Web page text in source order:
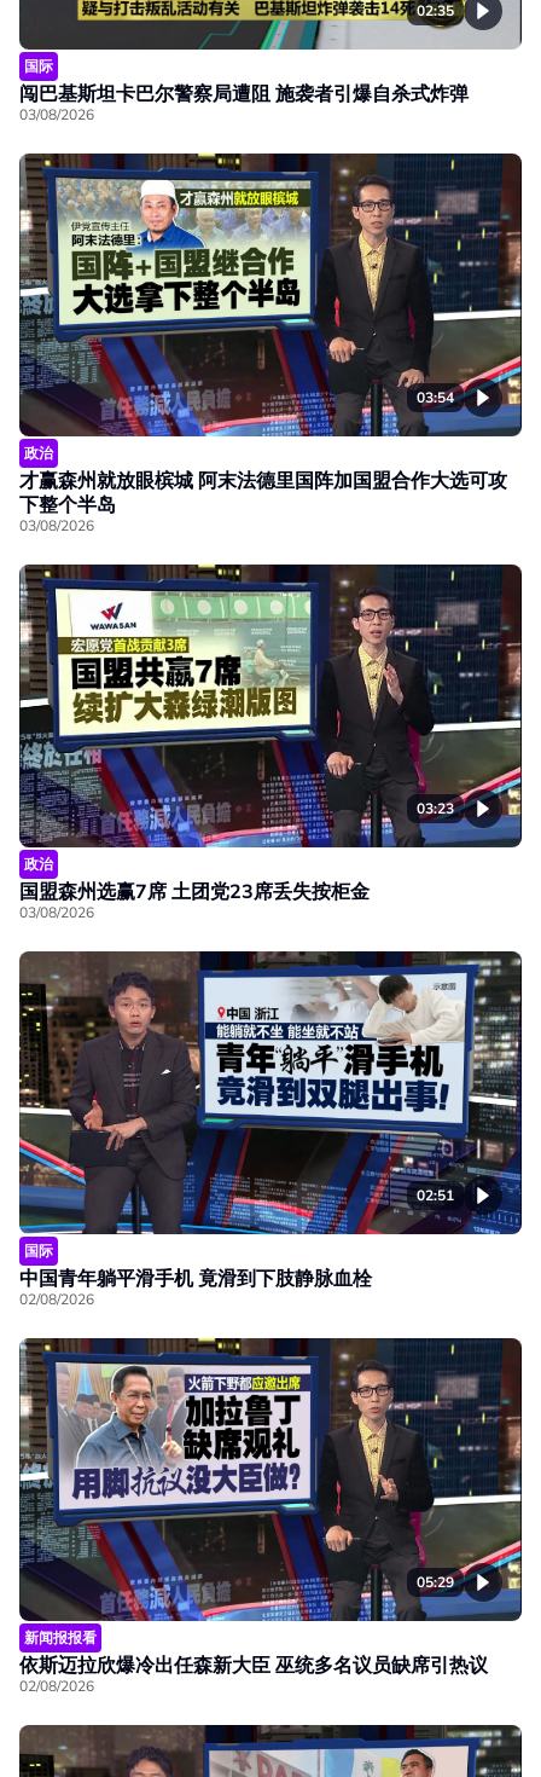
02:35
国际
闯巴基斯坦卡巴尔警察局遭阻 施袭者引爆自杀式炸弹
03/08/2026
03:54
政治
才赢森州就放眼槟城 阿末法德里国阵加国盟合作大选可攻
下整个半岛
03/08/2026
03:23
政治
国盟森州选赢7席 土团党23席丢失按柜金
03/08/2026
02:51
国际
中国青年躺平滑手机 竟滑到下肢静脉血栓
02/08/2026
05:29
新闻报报看
依斯迈拉欣爆冷出任森新大臣 巫统多名议员缺席引热议
02/08/2026